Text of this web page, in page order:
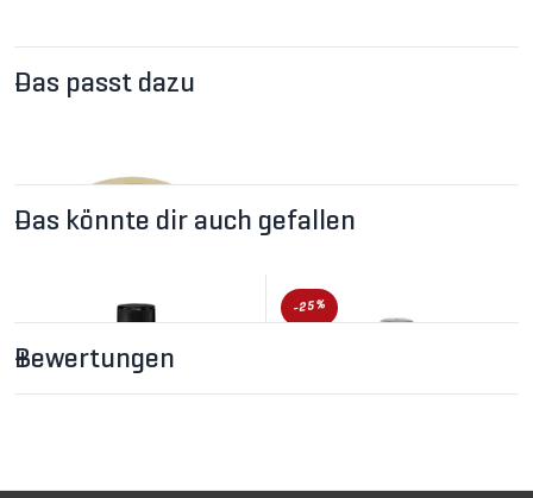
Das passt dazu
Das könnte dir auch gefallen
-25%
Bewertungen